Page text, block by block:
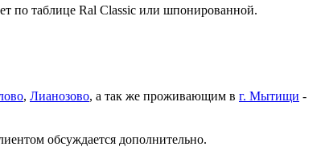
по таблице Ral Classic или шпонированной.
, Лианозово, а так же проживающим в г. Мытищи -
обсуждается дополнительно.